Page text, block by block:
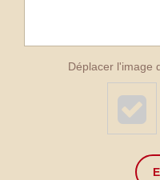
Déplacer l'image